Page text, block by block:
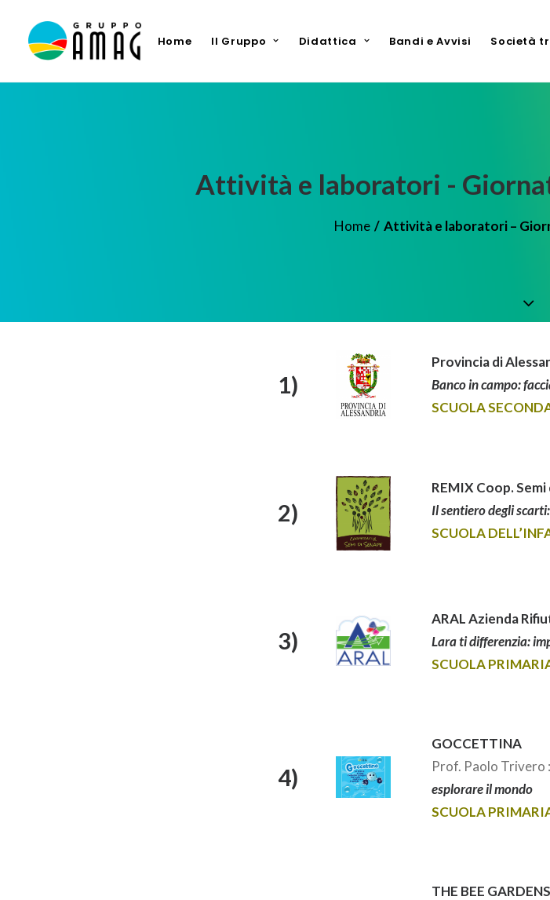
Home Il Gruppo Didattica Bandi e Avvisi Società
Attività e laboratori -
Home Attività e laboratori –
1)
Provincia di
Banco in campo:
SCUOLA
2)
REMIX Coop. Semi
Il sentiero degli
SCUOLA
3)
ARAL Azienda
Lara ti differenzia:
SCUOLA
4)
GOCCETTINA
Prof. Paolo Trivero :
esplorare il mondo
SCUOLA
THE BEE GARDENS